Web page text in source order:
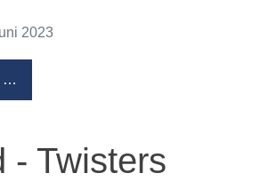
2023
…
- Twisters